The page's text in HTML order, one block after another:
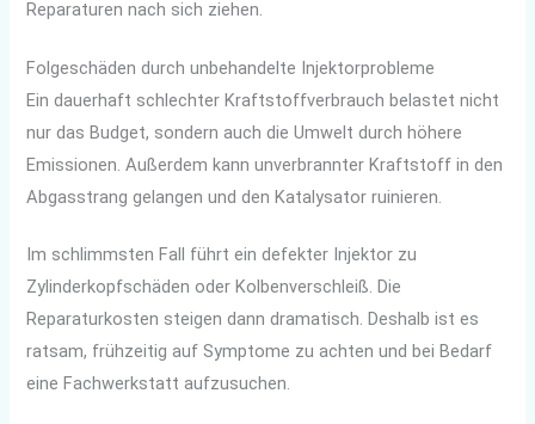
Reparaturen nach sich ziehen.
Folgeschäden durch unbehandelte Injektorprobleme
Ein dauerhaft schlechter Kraftstoffverbrauch belastet nicht
nur das Budget, sondern auch die Umwelt durch höhere
Emissionen. Außerdem kann unverbrannter Kraftstoff in den
Abgasstrang gelangen und den Katalysator ruinieren.
Im schlimmsten Fall führt ein defekter Injektor zu
Zylinderkopfschäden oder Kolbenverschleiß. Die
Reparaturkosten steigen dann dramatisch. Deshalb ist es
ratsam, frühzeitig auf Symptome zu achten und bei Bedarf
eine Fachwerkstatt aufzusuchen.